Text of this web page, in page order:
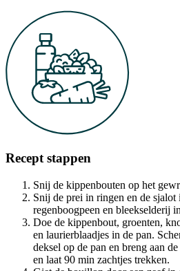
Recept stappen
Snij de kippenbouten op het
Snij de prei in ringen en de
regenboogpeen en bleekselderij
Doe de kippenbout, groenten,
en laurierblaadjes in de pan.
deksel op de pan en breng aan
en laat 90 min zachtjes trekken.